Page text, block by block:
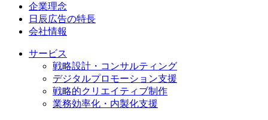
企業理念
日辰広告の特長
会社情報
サービス
戦略設計・コンサルティング
デジタルプロモーション支援
戦略的クリエイティブ制作
業務効率化・内製化支援